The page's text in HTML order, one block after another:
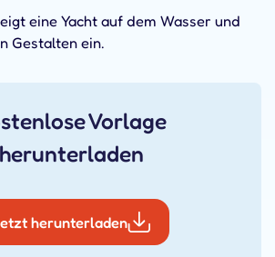
eine Yacht auf dem Wasser und
Gestalten ein.
Vorlage
herunterladen
herunterladen